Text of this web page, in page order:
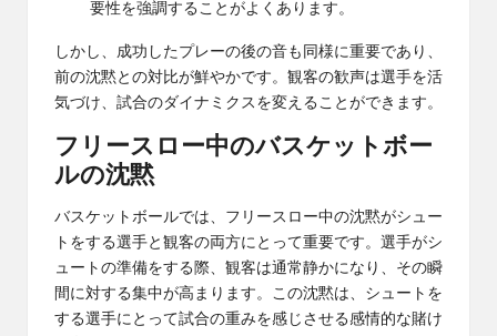
要性を強調することがよくあります。
しかし、成功したプレーの後の音も同様に重要であり、
前の沈黙との対比が鮮やかです。観客の歓声は選手を活
気づけ、試合のダイナミクスを変えることができます。
フリースロー中のバスケットボー
ルの沈黙
バスケットボールでは、フリースロー中の沈黙がシュー
トをする選手と観客の両方にとって重要です。選手がシ
ュートの準備をする際、観客は通常静かになり、その瞬
間に対する集中が高まります。この沈黙は、シュートを
する選手にとって試合の重みを感じさせる感情的な賭け